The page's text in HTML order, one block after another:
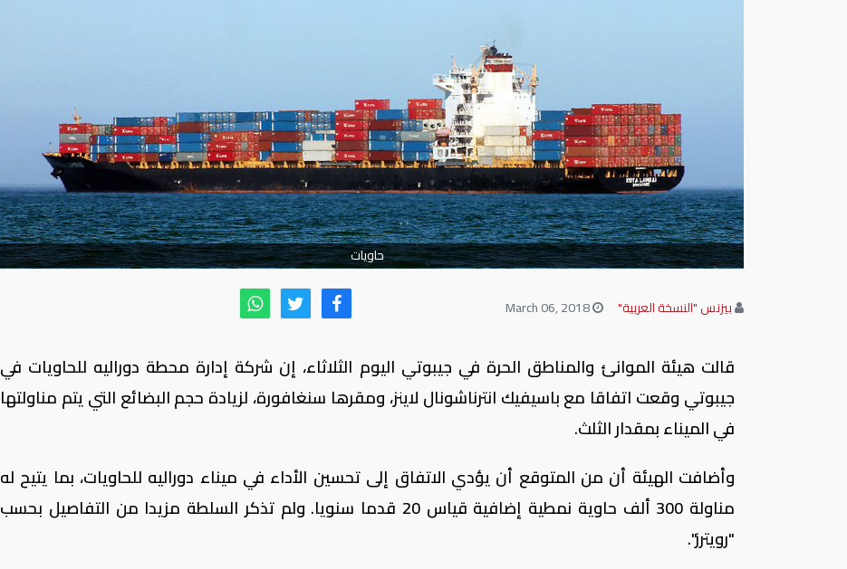
حاويات
بيزنس "النسخة العربية"
قالت هيئة الموانئ والمناطق الحرة في جيبوتي اليوم الثلاثاء، إن شركة إدارة محطة دوراليه للحاويات في
جيبوتي وقعت اتفاقا مع باسيفيك انترناشونال لاينز، ومقرها سنغافورة، لزيادة حجم البضائع التي يتم مناولتها
في الميناء بمقدار الثلث.
وأضافت الهيئة أن من المتوقع أن يؤدي الاتفاق إلى تحسين الأداء في ميناء دوراليه للحاويات، بما يتيح له
مناولة 300 ألف حاوية نمطية إضافية قياس 20 قدما سنويا. ولم تذكر السلطة مزيدا من التفاصيل بحسب
"رويترز".